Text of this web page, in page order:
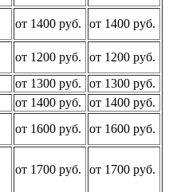
от 1400 руб.
от 1400 руб.
от 1200 руб.
от 1200 руб.
от 1300 руб.
от 1300 руб.
от 1400 руб.
от 1400 руб.
от 1600 руб.
от 1600 руб.
от 1700 руб. от 1700 руб.